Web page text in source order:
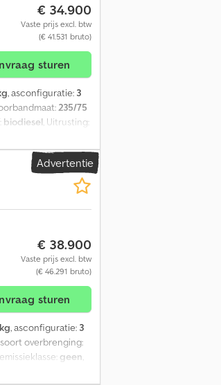
€ 34.900
Vaste prijs excl. btw
(€ 41.531 bruto)
sturen
, asconfiguratie: 3
235/75
biodiesel, Uitrusting:
hoog, 14
--. Meer
Advertentie
€ 38.900
Vaste prijs excl. btw
(€ 46.291 bruto)
sturen
, asconfiguratie: 3
overbrenging:
geen,
Totale